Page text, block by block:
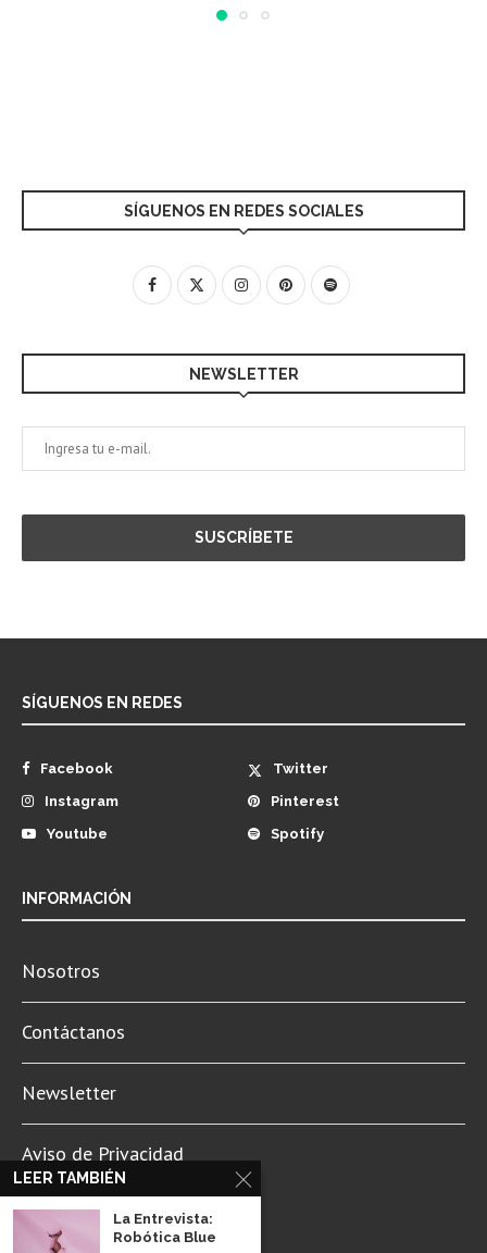
SÍGUENOS EN REDES SOCIALES
NEWSLETTER
SÍGUENOS EN REDES
Facebook
Twitter
Instagram
Pinterest
Youtube
Spotify
INFORMACIÓN
Nosotros
Contáctanos
Newsletter
Aviso de Privacidad
LEER TAMBIÉN
La Entrevista:
Robótica Blue